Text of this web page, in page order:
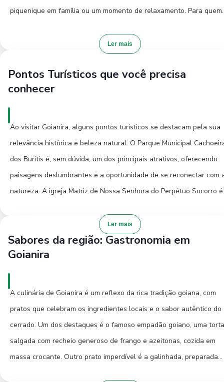
piquenique em família ou um momento de relaxamento. Para quem
Perpétuo Socorro é um ponto de parada importante, um marco
cidade ganha vida com feiras de artesanato e produtos locais,
é possível encontrar lembrancinhas e experimentar delícias
restaurantes oferecem música ao vivo e um ambiente agradável
socializar. Para uma experiência autêntica, procure por eventos
culturais locais ou festas tradicionais que acontecem ao longo do
ano, como as festas de peão e celebrações religiosas, que
proporcionam um vislumbre da rica cultura goiana.
Ler mais
Pontos Turísticos que você precisa
conhecer
Ao visitar Goianira, alguns pontos turísticos se destacam pela sua
relevância histórica e beleza natural. O Parque Municipal
dos Buritis é, sem dúvida, um dos principais atrativos, oferecendo
paisagens deslumbrantes e a oportunidade de se reconectar com
natureza. A igreja Matriz de Nossa Senhora do Perpétuo Socorro é
comunidade, com sua arquitetura simples e imponente,
reflexão e admiração. Para os amantes da história, o Museu
Municipal (se houver informações verificáveis) pode ser um local
Ler mais
Sabores da região: Gastronomia em
Goianira
A culinária de Goianira é um reflexo da rica tradição goiana, com
pratos que celebram os ingredientes locais e o sabor autêntico do
cerrado. Um dos destaques é o famoso empadão goiano, uma torta
salgada com recheio generoso de frango e azeitonas, cozida em
massa crocante. Outro prato imperdível é a galinhada, preparada